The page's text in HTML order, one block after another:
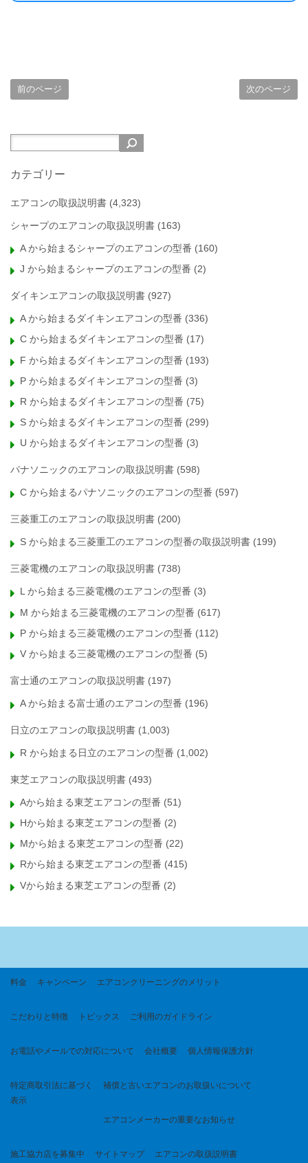
前のページ 次のページ
カテゴリー
エアコンの取扱説明書 (4,323)
シャープのエアコンの取扱説明書 (163)
A から始まるシャープのエアコンの型番 (160)
J から始まるシャープのエアコンの型番 (2)
ダイキンエアコンの取扱説明書 (927)
A から始まるダイキンエアコンの型番 (336)
C から始まるダイキンエアコンの型番 (17)
F から始まるダイキンエアコンの型番 (193)
P から始まるダイキンエアコンの型番 (3)
R から始まるダイキンエアコンの型番 (75)
S から始まるダイキンエアコンの型番 (299)
U から始まるダイキンエアコンの型番 (3)
パナソニックのエアコンの取扱説明書 (598)
C から始まるパナソニックのエアコンの型番 (597)
三菱重工のエアコンの取扱説明書 (200)
S から始まる三菱重工のエアコンの型番の取扱説明書 (199)
三菱電機のエアコンの取扱説明書 (738)
L から始まる三菱電機のエアコンの型番 (3)
M から始まる三菱電機のエアコンの型番 (617)
P から始まる三菱電機のエアコンの型番 (112)
V から始まる三菱電機のエアコンの型番 (5)
富士通のエアコンの取扱説明書 (197)
A から始まる富士通のエアコンの型番 (196)
日立のエアコンの取扱説明書 (1,003)
R から始まる日立のエアコンの型番 (1,002)
東芝エアコンの取扱説明書 (493)
Aから始まる東芝エアコンの型番 (51)
Hから始まる東芝エアコンの型番 (2)
Mから始まる東芝エアコンの型番 (22)
Rから始まる東芝エアコンの型番 (415)
Vから始まる東芝エアコンの型番 (2)
料金 キャンペーン エアコンクリーニングのメリット
こだわりと特徴 トピックス ご利用のガイドライン
お電話やメールでの対応について 会社概要 個人情報保護方針
特定商取引法に基づく
表示
補償と古いエアコンのお取扱いについて
エアコンメーカーの重要なお知らせ
施工協力店を募集中 サイトマップ エアコンの取扱説明書